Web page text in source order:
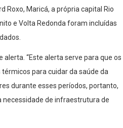
Roxo, Maricá, a própria capital Rio
e Volta Redonda foram incluídas
“Este alerta serve para que os
para cuidar da saúde da
durante esses períodos, portanto,
necessidade de infraestrutura de